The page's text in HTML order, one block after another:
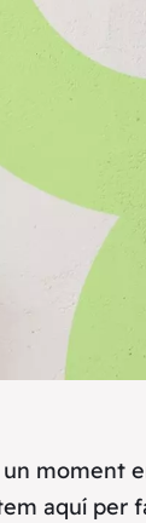
un moment
aquí per